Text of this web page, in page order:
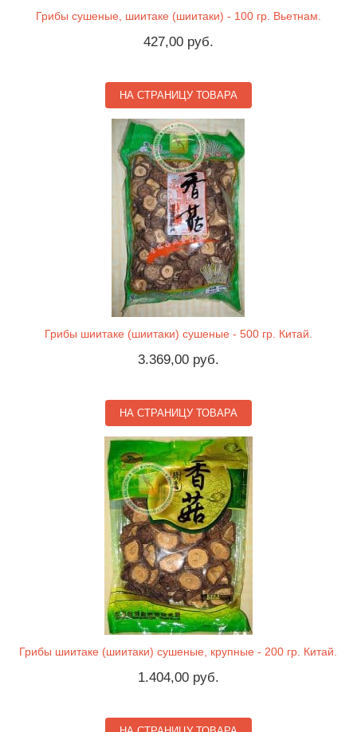
Грибы сушеные, шиитаке (шиитаки) - 100 гр. Вьетнам.
427,00 руб.
НА СТРАНИЦУ ТОВАРА
Грибы шиитаке (шиитаки) сушеные - 500 гр. Китай.
3.369,00 руб.
НА СТРАНИЦУ ТОВАРА
Грибы шиитаке (шиитаки) сушеные, крупные - 200 гр. Китай.
1.404,00 руб.